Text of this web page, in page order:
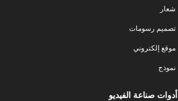
شعار
تصميم رسومات
موقع إلكتروني
نموذج
أدوات صناعة الفيديو